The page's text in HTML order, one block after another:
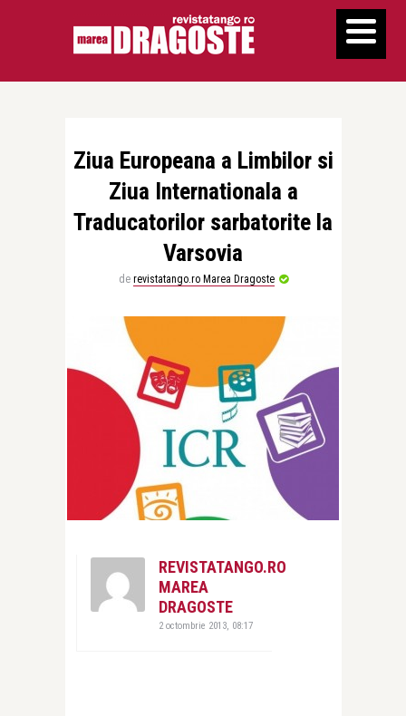
Ziua Europeana a Limbilor si
Ziua Internationala a
Traducatorilor sarbatorite la
Varsovia
de revistatango.ro Marea Dragoste
REVISTATANGO.RO
MAREA
DRAGOSTE
2 octombrie 2013, 08:17